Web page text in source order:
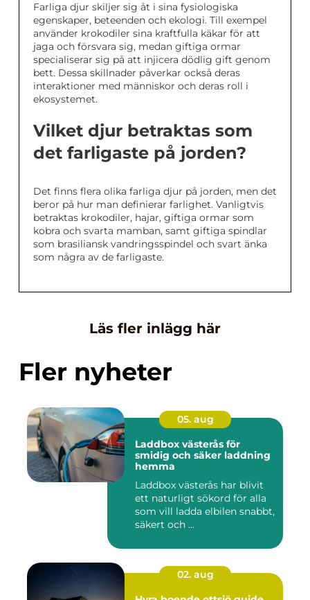
Farliga djur skiljer sig åt i sina fysiologiska
egenskaper, beteenden och ekologi. Till exempel
använder krokodiler sina kraftfulla käkar för att
jaga och försvara sig, medan giftiga ormar
specialiserar sig på att injicera dödlig gift genom
bett. Dessa skillnader påverkar också deras
interaktioner med människor och deras roll i
ekosystemet.
Vilket djur betraktas som
det farligaste på jorden?
Det finns flera olika farliga djur på jorden, men det
beror på hur man definierar farlighet. Vanligtvis
betraktas krokodiler, hajar, giftiga ormar som
kobra och svarta mamban, samt giftiga spindlar
som brasiliansk vandringsspindel och svart änka
som några av de farligaste.
Läs fler inlägg här
Fler nyheter
05. aug
Laddbox västerås för
smidig och säker laddning
hemma
Laddbox västerås har blivit
ett naturligt sökord för alla
som vill ladda elbilen snabbt,
säkert och ...
02. aug